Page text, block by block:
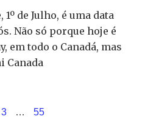
de Julho, é uma data
Não só porque hoje é
em todo o Canadá, mas
Canada
3 … 55